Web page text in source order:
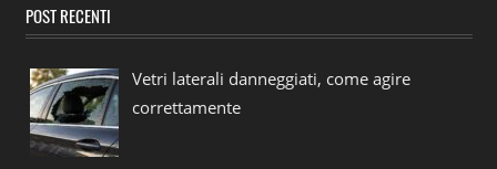
POST RECENTI
Vetri laterali danneggiati, come agire
correttamente